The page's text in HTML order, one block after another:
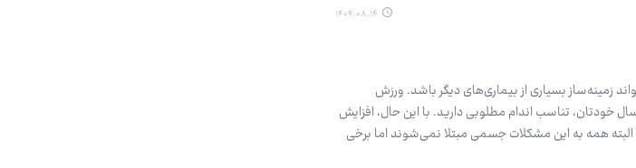
۱۴۰۴.۰۸.۱۴
زمینه‌ساز بسیاری از بیماری‌های دیگر باشد. ورزش
خودتان، تناسب اندام مطلوبی دارید. با این حال، افزایش
همه به این مشکلات جسمی مبتلا نمی‌شوند اما برخی